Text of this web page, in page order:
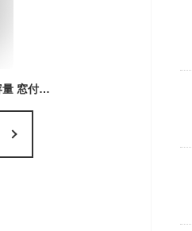
収納ボックス 4個セット フタ付き 布 折りたたみ 大容量 窓付き 蓋付き 前開き 積み重ね 衣類 収納袋 ケース 収納 ボックス 不織布 服収納袋